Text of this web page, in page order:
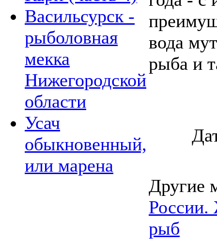
Васильсурск -
рыболовная
мекка
Нижегородской
области
Усач
обыкновенный,
или марена
вода
рыба и
Другие
России.
рыб